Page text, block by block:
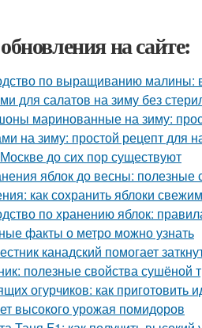
на сайте:
по выращиванию малины:
для салатов на зиму без
маринованные на зиму:
на зиму: простой рецепт для
до сих пор существуют
яблок до весны: полезные
как сохранить яблоки
по хранению яблок:
факты о метро можно узнать
канадский помогает
полезные свойства сушёной
огурчиков: как
высокого урожая помидоров